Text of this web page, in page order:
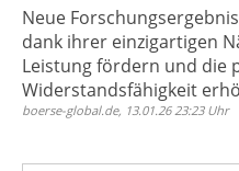
Neue
dank ihrer einzigartigen
Leistung fördern und die
Widerstandsfähigkeit
boerse-global.de, 13.01.26 23:23 Uhr